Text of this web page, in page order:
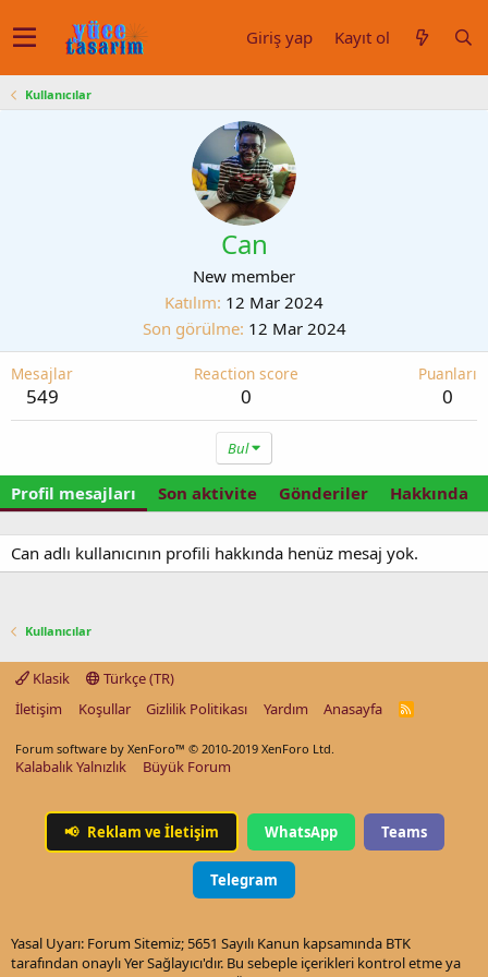
Giriş yap Kayıt ol
Kullanıcılar
Can
New member
Katılım 12 Mar 2024
Son görülme 12 Mar 2024
Mesajlar
549
Reaction score
0
Puanları
0
Bul
Profil mesajları Son aktivite Gönderiler Hakkında
Can adlı kullanıcının profili hakkında henüz mesaj yok.
Kullanıcılar
Klasik
Türkçe (TR)
İletişim
Koşullar Gizlilik Politikası Yardım Anasayfa
R
Forum software by XenForo™ © 2010-2019 XenForo Ltd.
Kalabalık Yalnızlık Büyük Forum
📢 Reklam ve İletişim WhatsApp Teams
Telegram
Yasal Uyarı: Forum Sitemiz; 5651 Sayılı Kanun kapsamında BTK
tarafından onaylı Yer Sağlayıcı'dır. Bu sebeple içerikleri kontrol etme ya